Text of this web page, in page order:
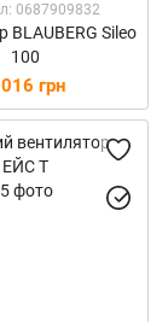
0687909832
BLAUBERG Sileo
100
грн